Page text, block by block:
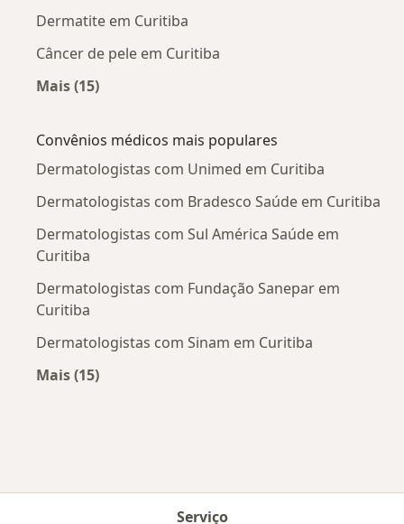
Dermatite em Curitiba
Câncer de pele em Curitiba
Mais (15)
Convênios médicos mais populares
Dermatologistas com Unimed em Curitiba
Dermatologistas com Bradesco Saúde em Curitiba
Dermatologistas com Sul América Saúde em
Curitiba
Dermatologistas com Fundação Sanepar em
Curitiba
Dermatologistas com Sinam em Curitiba
Mais (15)
Serviço